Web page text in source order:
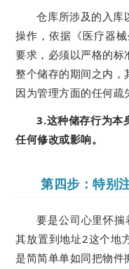
仓库所涉及的入库
操作，依据《医疗器
要求，必须以严格的标
整个储存的期间之内，
因为管理方面的任何疏
3.这种储存行为本
任何修改或影响。
第四步：特别
要是公司心里怀
其放置到地址2这个地
是简简单单如同把物